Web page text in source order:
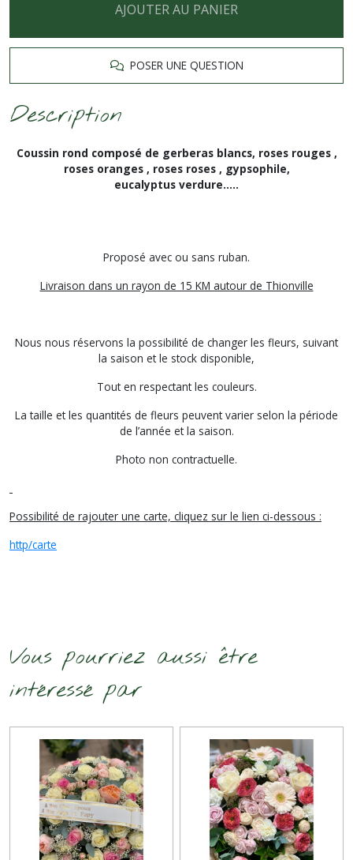
AJOUTER AU PANIER
POSER UNE QUESTION
Description
Coussin rond composé de gerberas blancs, roses rouges ,
roses oranges , roses roses , gypsophile,
eucalyptus verdure.....
Proposé avec ou sans ruban.
Livraison dans un rayon de 15 KM autour de Thionville
Nous nous réservons la possibilité de changer les fleurs, suivant
la saison et le stock disponible,
Tout en respectant les couleurs.
La taille et les quantités de fleurs peuvent varier selon la période
de l’année et la saison.
Photo non contractuelle.
Possibilité de rajouter une carte, cliquez sur le lien ci-dessous :
http/carte
Vous pourriez aussi être
intéressé par